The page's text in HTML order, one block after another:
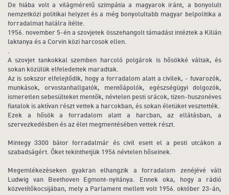
De hiába volt a világméretű szimpátia a magyarok iránt, a bonyolult
nemzetközi politikai helyzet és a még bonyolultabb magyar belpolitika a
forradalmat halálra ítélte.
1956. november 5-én a szovjetek összehangolt támadást intéztek a Kilián
laktanya és a Corvin közi harcosok ellen.
.
A szovjet tankokkal szemben harcoló polgárok is hősökké váltak, és
sokan közülük elfeledettek maradtak.
Az is sokszor elfelejtődik, hogy a forradalom alatt a civilek, - fuvarozók,
munkások, orvostanhallgatók, mentőápolók, egészségügyi dolgozók,
ismeretlen sebesülteket mentők, névtelen pesti srácok, tizen-huszonéves
fiatalok is aktívan részt vettek a harcokban, és sokan életüket vesztették.
Ezek a hősök a forradalom alatt a harcban, az ellátásban, a
szervezkedésben és az élet megmentésében vettek részt.
Mintegy 3300 bátor forradalmár és civil esett el a pesti utcákon a
szabadságért. Őket tekinthetjük 1956 névtelen hőseinek.
Megemlékezéseken gyakran elhangzik a forradalom zenéjévé vált
Ludwig van Beethoven Egmont-nyitánya. Ennek oka, hogy a rádió
közvetítőkocsijában, mely a Parlament mellett volt 1956. október 23-án,